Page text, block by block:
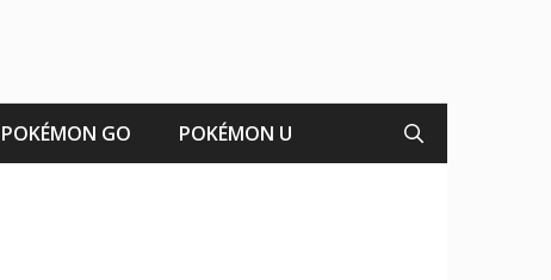
POKÉMON GO POKÉMON U